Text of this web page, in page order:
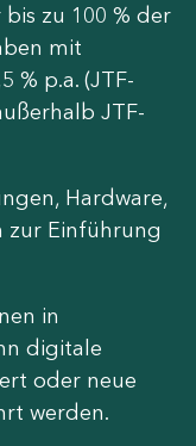
zu 100 % der
mit
% p.a. (JTF-
JTF-
Hardware,
zur Einführung
in
digitale
oder neue
werden.